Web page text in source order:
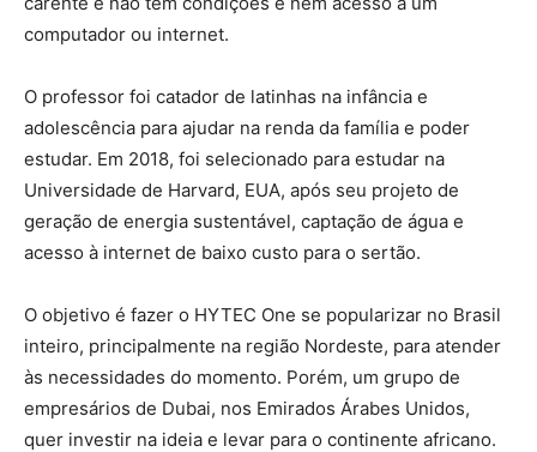
computador ou internet.
O professor foi catador de latinhas na infância e
adolescência para ajudar na renda da família e poder
estudar. Em 2018, foi selecionado para estudar na
Universidade de Harvard, EUA, após seu projeto de
geração de energia sustentável, captação de água e
acesso à internet de baixo custo para o sertão.
O objetivo é fazer o HYTEC One se popularizar no Brasil
inteiro, principalmente na região Nordeste, para atender
às necessidades do momento. Porém, um grupo de
empresários de Dubai, nos Emirados Árabes Unidos,
quer investir na ideia e levar para o continente africano.